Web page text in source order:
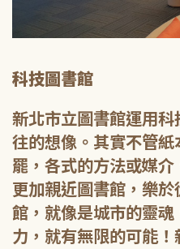
科技圖書館
新北市立圖書館運用
往的想像。其實不管
罷，各式的方法或媒
更加親近圖書館，樂
館，就像是城市的靈
力，就有無限的可能